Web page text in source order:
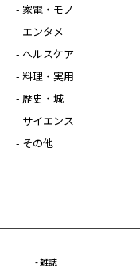
- 家電・モノ
- エンタメ
- ヘルスケア
- 料理・実用
- 歴史・城
- サイエンス
- その他
- 雑誌